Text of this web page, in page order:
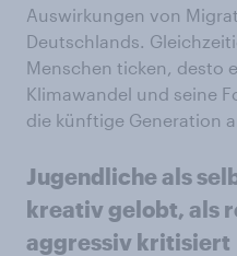
Auswirkungen von
Deutschlands.
Menschen ticken, desto
Klimawandel und seine
die künftige Generation
Jugendliche als
kreativ gelobt, als
aggressiv kritisiert